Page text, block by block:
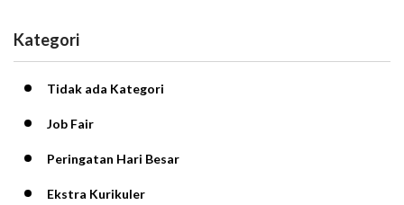
Kategori
Tidak ada Kategori
Job Fair
Peringatan Hari Besar
Ekstra Kurikuler